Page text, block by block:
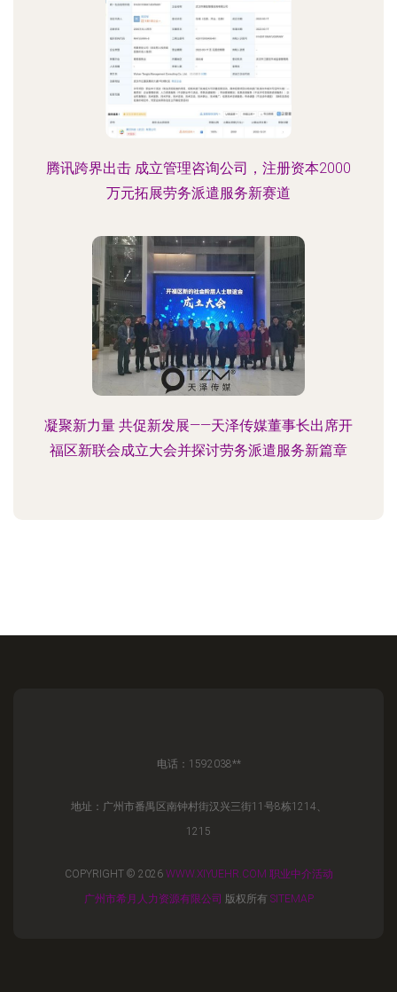
腾讯跨界出击 成立管理咨询公司，注册资本2000
万元拓展劳务派遣服务新赛道
凝聚新力量 共促新发展——天泽传媒董事长出席开
福区新联会成立大会并探讨劳务派遣服务新篇章
电话：1592038**
地址：广州市番禺区南钟村街汉兴三街11号8栋1214、
1215
COPYRIGHT © 2026 WWW.XIYUEHR.COM 职业中介活动
广州市希月人力资源有限公司 版权所有 SITEMAP